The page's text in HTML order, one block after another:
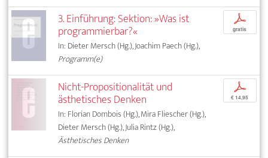
3. Einführung: Sektion: »Was ist
programmierbar?«
In: Dieter Mersch (Hg.), Joachim Paech (Hg.),
Programm(e)
p
gratis
Nicht-Propositionalität und
ästhetisches Denken
In: Florian Dombois (Hg.), Mira Fliescher (Hg.),
Dieter Mersch (Hg.), Julia Rintz (Hg.),
Ästhetisches Denken
p
€ 14,95